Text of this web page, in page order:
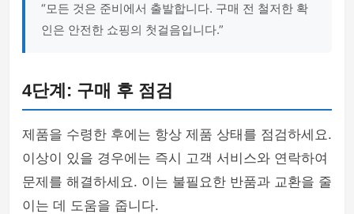
“모든 것은 준비에서 출발합니다. 구매 전 철저한 확
인은 안전한 쇼핑의 첫걸음입니다.”
4단계: 구매 후 점검
제품을 수령한 후에는 항상 제품 상태를 점검하세요.
이상이 있을 경우에는 즉시 고객 서비스와 연락하여
문제를 해결하세요. 이는 불필요한 반품과 교환을 줄
이는 데 도움을 줍니다.